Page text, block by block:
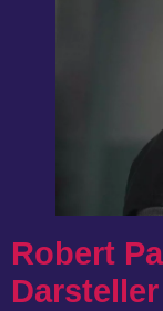
Robert